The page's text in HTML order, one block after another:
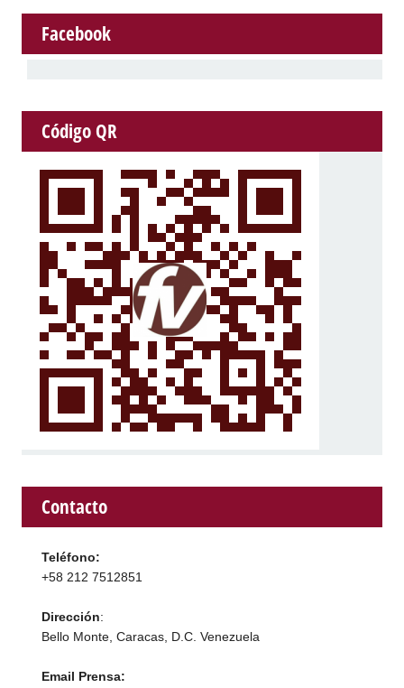
Facebook
Código QR
Contacto
Teléfono:
+58 212 7512851
Dirección:
Bello Monte, Caracas, D.C. Venezuela
Email Prensa: